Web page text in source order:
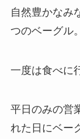
自然豊かなみ
つのベーグル。
一度は食べに
平日のみの営
れた日にベー